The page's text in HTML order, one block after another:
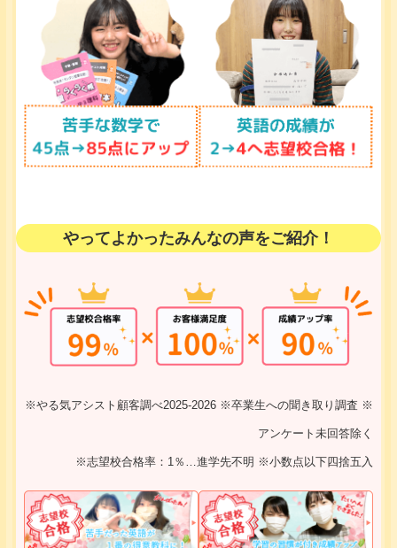
やってよかったみんなの声をご紹介！
※やる気アシスト顧客調べ2025-2026 ※卒業生への聞き取り調査 ※
アンケート未回答除く
※志望校合格率：1％…進学先不明 ※小数点以下四捨五入